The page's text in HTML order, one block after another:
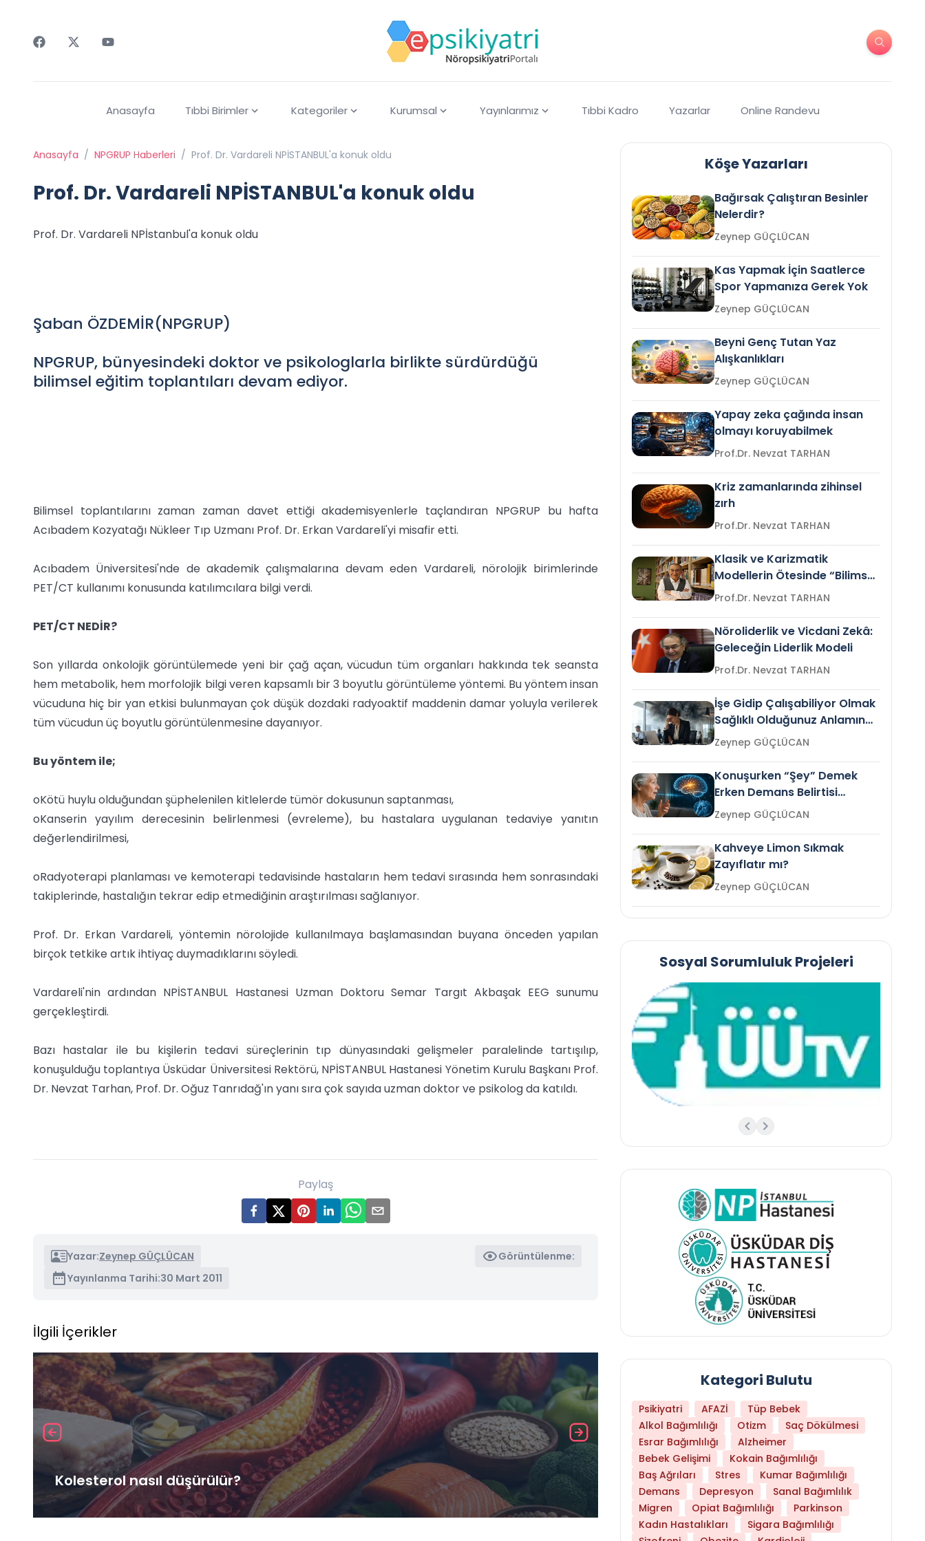
Anasayfa Tıbbi Birimler Kategoriler Kurumsal Yayınlarımız Tıbbi Kadro Yazarlar Online Randevu
Anasayfa / NPGRUP Haberleri / Prof. Dr. Vardareli NPİSTANBUL'a konuk oldu
Prof. Dr. Vardareli NPİSTANBUL'a konuk oldu
Prof. Dr. Vardareli NPİstanbul'a konuk oldu
Şaban ÖZDEMİR(NPGRUP)
NPGRUP, bünyesindeki doktor ve psikologlarla birlikte sürdürdüğü
bilimsel eğitim toplantıları devam ediyor.
Bilimsel toplantılarını zaman zaman davet ettiği akademisyenlerle taçlandıran NPGRUP bu hafta
Acıbadem Kozyatağı Nükleer Tıp Uzmanı Prof. Dr. Erkan Vardareli'yi misafir etti.
Acıbadem Üniversitesi'nde de akademik çalışmalarına devam eden Vardareli, nörolojik birimlerinde
PET/CT kullanımı konusunda katılımcılara bilgi verdi.
PET/CT NEDİR?
Son yıllarda onkolojik görüntülemede yeni bir çağ açan, vücudun tüm organları hakkında tek seansta
hem metabolik, hem morfolojik bilgi veren kapsamlı bir 3 boyutlu görüntüleme yöntemi. Bu yöntem insan
vücuduna hiç bir yan etkisi bulunmayan çok düşük dozdaki radyoaktif maddenin damar yoluyla verilerek
tüm vücudun üç boyutlu görüntülenmesine dayanıyor.
Bu yöntem ile;
oKötü huylu olduğundan şüphelenilen kitlelerde tümör dokusunun saptanması,
oKanserin yayılım derecesinin belirlenmesi (evreleme), bu hastalara uygulanan tedaviye yanıtın
değerlendirilmesi,
oRadyoterapi planlaması ve kemoterapi tedavisinde hastaların hem tedavi sırasında hem sonrasındaki
takiplerinde, hastalığın tekrar edip etmediğinin araştırılması sağlanıyor.
Prof. Dr. Erkan Vardareli, yöntemin nörolojide kullanılmaya başlamasından buyana önceden yapılan
birçok tetkike artık ihtiyaç duymadıklarını söyledi.
Vardareli'nin ardından NPİSTANBUL Hastanesi Uzman Doktoru Semar Targıt Akbaşak EEG sunumu
gerçekleştirdi.
Bazı hastalar ile bu kişilerin tedavi süreçlerinin tıp dünyasındaki gelişmeler paralelinde tartışılıp,
konuşulduğu toplantıya Üsküdar Üniversitesi Rektörü, NPİSTANBUL Hastanesi Yönetim Kurulu Başkanı Prof.
Dr. Nevzat Tarhan, Prof. Dr. Oğuz Tanrıdağ'ın yanı sıra çok sayıda uzman doktor ve psikolog da katıldı.
Paylaş
Yazar:Zeynep GÜÇLÜCAN
Görüntülenme:
Yayınlanma Tarihi:30 Mart 2011
İlgili İçerikler
Kolesterol nasıl düşürülür? Daha Az Protein Tüketmek Yaşlanmayı
Köşe Yazarları
Bağırsak Çalıştıran Besinler
Nelerdir?
Zeynep GÜÇLÜCAN
Kas Yapmak İçin Saatlerce
Spor Yapmanıza Gerek Yok
Zeynep GÜÇLÜCAN
Beyni Genç Tutan Yaz
Alışkanlıkları
Zeynep GÜÇLÜCAN
Yapay zeka çağında insan
olmayı koruyabilmek
Prof.Dr. Nevzat TARHAN
Kriz zamanlarında zihinsel
zırh
Prof.Dr. Nevzat TARHAN
Klasik ve Karizmatik
Modellerin Ötesinde “Bilimsel
Liderlik”
Prof.Dr. Nevzat TARHAN
Nöroliderlik ve Vicdani Zekâ:
Geleceğin Liderlik Modeli
Prof.Dr. Nevzat TARHAN
İşe Gidip Çalışabiliyor Olmak
Sağlıklı Olduğunuz Anlamına
Gelir mi?Zeynep GÜÇLÜCAN
Konuşurken “Şey” Demek
Erken Demans Belirtisi
Olabilir mi?Zeynep GÜÇLÜCAN
Kahveye Limon Sıkmak
Zayıflatır mı?
Zeynep GÜÇLÜCAN
Sosyal Sorumluluk Projeleri
Kategori Bulutu
Psikiyatri AFAZİ
Tüp Bebek
Alkol Bağımlılığı
Otizm
Saç Dökülmesi
Esrar Bağımlılığı
Alzheimer
Bebek Gelişimi
Kokain Bağımlılığı
Baş Ağrıları
Stres
Kumar Bağımlılığı
Demans
Depresyon
Sanal Bağımlılık
Migren
Opiat Bağımlılığı
Parkinson
Kadın Hastalıkları
Sigara Bağımlılığı